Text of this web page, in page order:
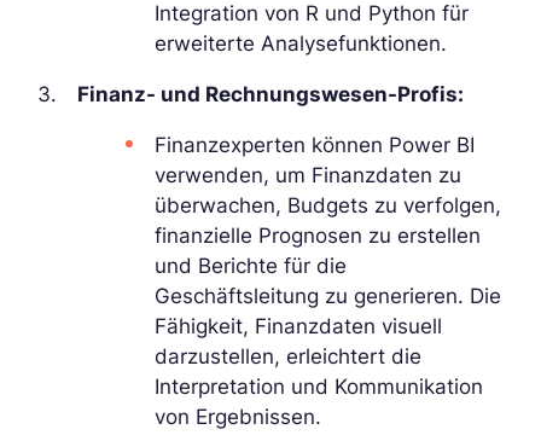
Integration von R und Python für
erweiterte Analysefunktionen.
Finanz- und Rechnungswesen-Profis:
Finanzexperten können Power BI
verwenden, um Finanzdaten zu
überwachen, Budgets zu verfolgen,
finanzielle Prognosen zu erstellen
und Berichte für die
Geschäftsleitung zu generieren. Die
Fähigkeit, Finanzdaten visuell
darzustellen, erleichtert die
Interpretation und Kommunikation
von Ergebnissen.